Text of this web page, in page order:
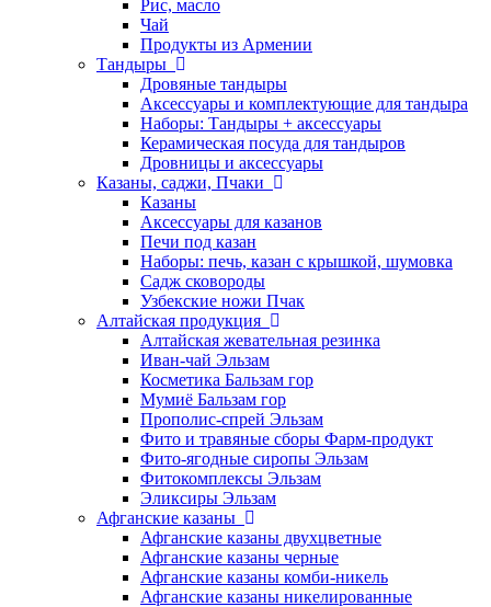
Рис, масло
Чай
Продукты из Армении
Тандыры
Дровяные тандыры
Аксессуары и комплектующие для тандыра
Наборы: Тандыры + аксессуары
Керамическая посуда для тандыров
Дровницы и аксессуары
Казаны, саджи, Пчаки
Казаны
Аксессуары для казанов
Печи под казан
Наборы: печь, казан с крышкой, шумовка
Садж сковороды
Узбекские ножи Пчак
Алтайская продукция
Алтайская жевательная резинка
Иван-чай Эльзам
Косметика Бальзам гор
Мумиё Бальзам гор
Прополис-спрей Эльзам
Фито и травяные сборы Фарм-продукт
Фито-ягодные сиропы Эльзам
Фитокомплексы Эльзам
Эликсиры Эльзам
Афганские казаны
Афганские казаны двухцветные
Афганские казаны черные
Афганские казаны комби-никель
Афганские казаны никелированные